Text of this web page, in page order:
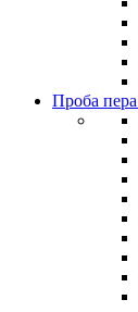
Проба пера